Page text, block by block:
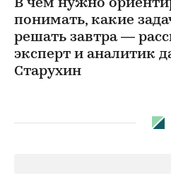
В чем нужно
понимать, какие
решать завтра —
эксперт и аналитик
Старухин